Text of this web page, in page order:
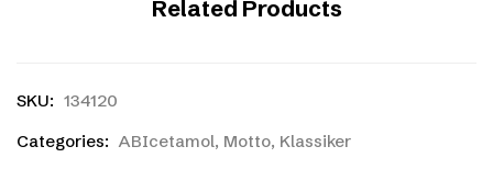
Related Products
SKU: 134120
Categories: ABIcetamol, Motto, Klassiker